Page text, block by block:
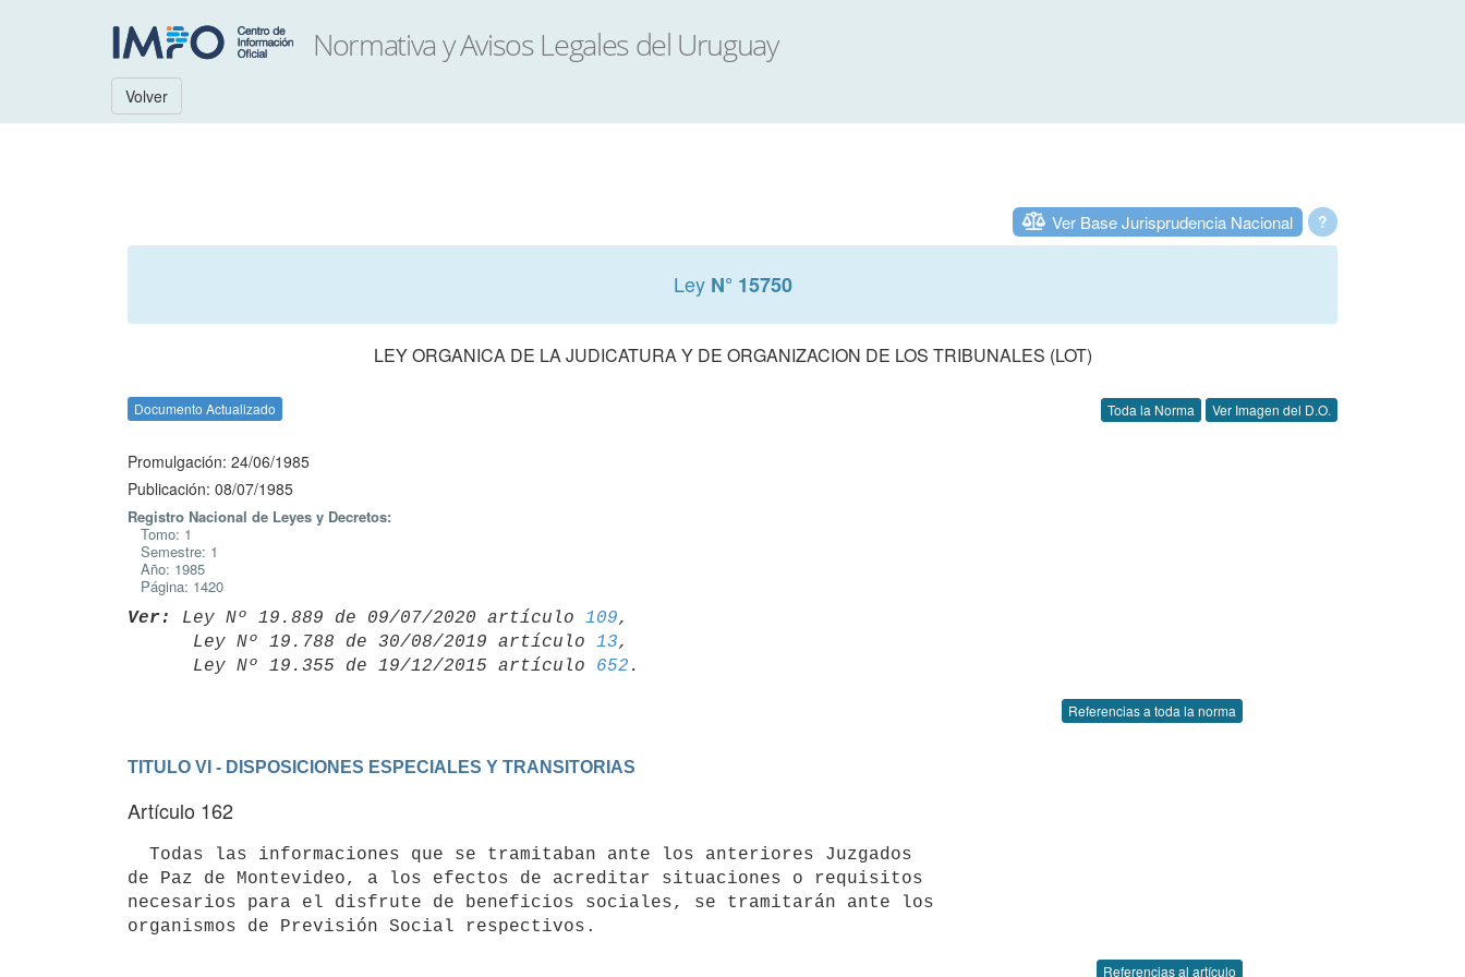
Volver
?
Ver Base Jurisprudencia Nacional
Ley N° 15750
LEY ORGANICA DE LA JUDICATURA Y DE ORGANIZACION DE LOS TRIBUNALES (LOT)
Documento Actualizado Toda la Norma Ver Imagen del D.O.
Promulgación: 24/06/1985
Publicación: 08/07/1985
Registro Nacional de Leyes y Decretos:
Tomo: 1
Semestre: 1
Año: 1985
Página: 1420
Ver: Ley Nº 19.889 de 09/07/2020 artículo 109,
      Ley Nº 19.788 de 30/08/2019 artículo
13,
      Ley Nº 19.355 de 19/12/2015 artículo
652
Referencias a toda la norma
TITULO VI - DISPOSICIONES ESPECIALES Y TRANSITORIAS
Artículo 162
de Paz de Montevideo, a los efectos de acreditar situaciones o requisitos
necesarios para el disfrute de beneficios sociales, se tramitarán ante los
Referencias al artículo